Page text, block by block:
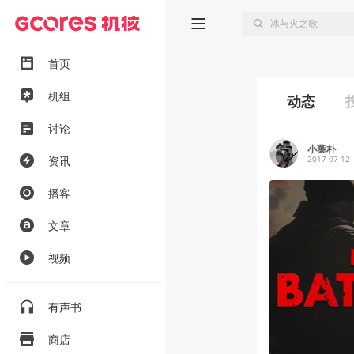
首页
机组
讨论
资讯
播客
文章
视频
有声书
商店
动态
小葉朴
2017-07-12